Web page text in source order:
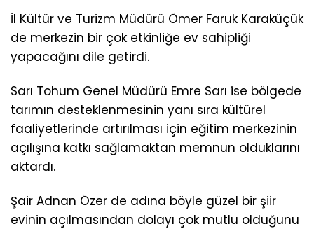
İl Kültür ve Turizm Müdürü Ömer Faruk Karaküçük
de merkezin bir çok etkinliğe ev sahipliği
yapacağını dile getirdi.
Sarı Tohum Genel Müdürü Emre Sarı ise bölgede
tarımın desteklenmesinin yanı sıra kültürel
faaliyetlerinde artırılması için eğitim merkezinin
açılışına katkı sağlamaktan memnun olduklarını
aktardı.
Şair Adnan Özer de adına böyle güzel bir şiir
evinin açılmasından dolayı çok mutlu olduğunu